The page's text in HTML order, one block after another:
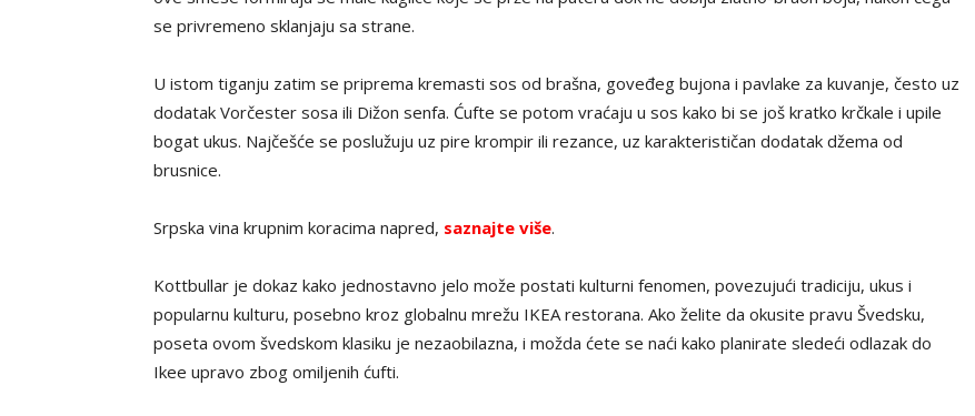
se privremeno sklanjaju sa strane.
U istom tiganju zatim se priprema kremasti sos od brašna, goveđeg bujona i pavlake za kuvanje, često uz
dodatak Vorčester sosa ili Dižon senfa. Ćufte se potom vraćaju u sos kako bi se još kratko krčkale i upile
bogat ukus. Najčešće se poslužuju uz pire krompir ili rezance, uz karakterističan dodatak džema od
brusnice.
Srpska vina krupnim koracima napred, saznajte više.
Kottbullar je dokaz kako jednostavno jelo može postati kulturni fenomen, povezujući tradiciju, ukus i
popularnu kulturu, posebno kroz globalnu mrežu IKEA restorana. Ako želite da okusite pravu Švedsku,
poseta ovom švedskom klasiku je nezaobilazna, i možda ćete se naći kako planirate sledeći odlazak do
Ikee upravo zbog omiljenih ćufti.